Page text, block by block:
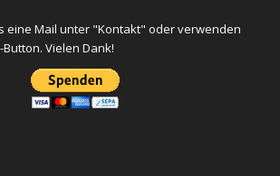
eine Mail unter "Kontakt" oder verwenden
Vielen Dank!